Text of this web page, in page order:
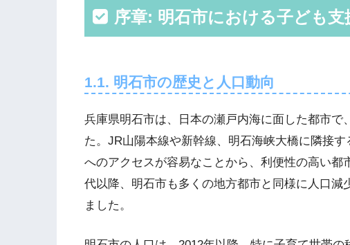
序章: 明石市における子ども
1.1. 明石市の歴史と人口動向
兵庫県明石市は、日本の瀬戸内海に面した都市で
た。JR山陽本線や新幹線、明石海峡大橋に隣接
へのアクセスが容易なことから、利便性の高い都
代以降、明石市も多くの地方都市と同様に人口
ました。